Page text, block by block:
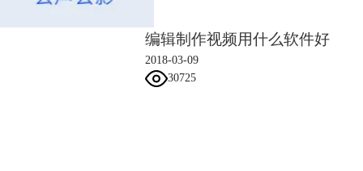
编辑制作视频用什么软件好
2018-03-09
30725